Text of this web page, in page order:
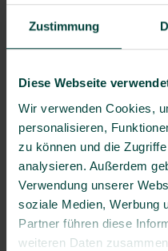
Zustimmung
Diese Webseite
Wir verwenden Cookies,
personalisieren,
zu können und die
analysieren. Außerdem
Verwendung unserer
soziale Medien, Werbung
Partner führen diese
weiteren Daten
Gesundheitskultur
lassen!
Angebot
Sie wissen
Fordern Sie jetzt
Angebot an.
Beratung für